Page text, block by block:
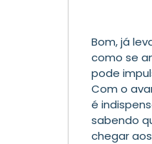
Bom, já
como se
pode
Com o
é
sabendo
chegar